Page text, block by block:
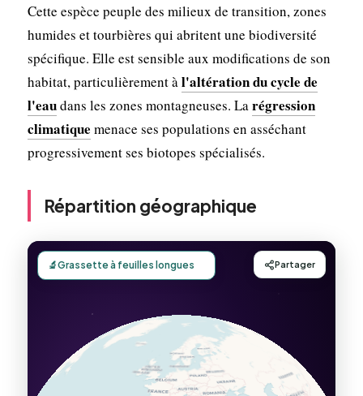
Cette espèce peuple des milieux de transition, zones
humides et tourbières qui abritent une biodiversité
spécifique. Elle est sensible aux modifications de son
habitat, particulièrement àl'altération du cycle de
l'eaudans les zones montagneuses. Larégression
climatique menace ses populations en asséchant
progressivement ses biotopes spécialisés.
Répartition géographique